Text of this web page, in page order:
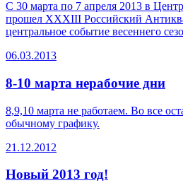
С 30 марта по 7 апреля 2013 в
прошел XXXIII Российский
центральное событие весеннего
06.03.2013
8-10 марта нерабочие дни
8,9,10 марта не работаем. Во все
обычному графику.
21.12.2012
Новый 2013 год!